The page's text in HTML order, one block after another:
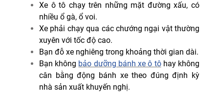
Xe ô tô chạy trên những mặt đường xấu, có
nhiều ổ gà, ổ voi.
Xe phải chạy qua các chướng ngại vật thường
xuyên với tốc độ cao.
Bạn đỗ xe nghiêng trong khoảng thời gian dài.
Bạn không bảo dưỡng bánh xe ô tôhay không
cân bằng động bánh xe theo đúng định kỳ
nhà sản xuất khuyến nghị.